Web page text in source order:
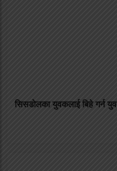
सिसडाेलका युवकलाई बिहे गर्न